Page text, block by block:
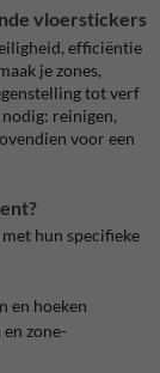
vloerstickers
efficiëntie
je zones,
tot verf
reinigen,
voor een
hun specifieke
en hoeken
zone-